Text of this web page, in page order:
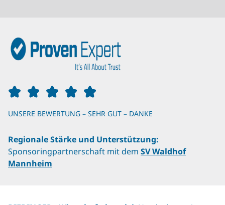
UNSERE BEWERTUNG – SEHR GUT – DANKE
Regionale Stärke und Unterstützung:
Sponsoringpartnerschaft mit dem SV Waldhof
Mannheim